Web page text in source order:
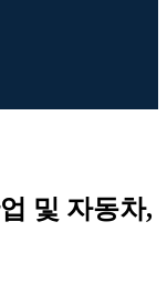
및 자동차,